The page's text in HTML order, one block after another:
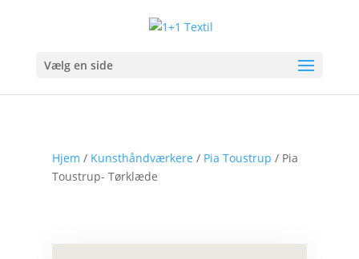
Vælg en side
Hjem / Kunsthåndværkere / Pia Toustrup / Pia
Toustrup- Tørklæde